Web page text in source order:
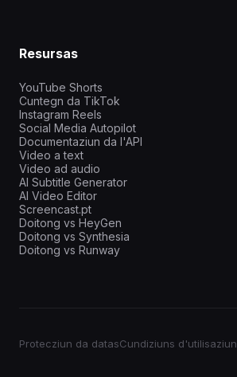
Resursas
YouTube Shorts
Cuntegn da TikTok
Instagram Reels
Social Media Autopilot
Documentaziun da l'API
Video a text
Video ad audio
AI Subtitle Generator
AI Video Editor
Screencast.pt
Doitong vs HeyGen
Doitong vs Synthesia
Doitong vs Runway
Protecziun da datasCundiziuns d'utilisaziun